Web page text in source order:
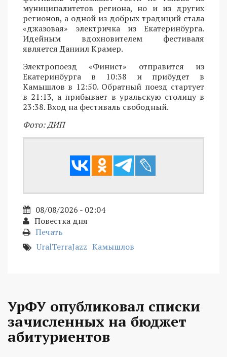
муниципалитетов региона, но и из других
регионов, а одной из добрых традиций стала
«джазовая» электричка из Екатеринбурга.
Идейным вдохновителем фестиваля
является Даниил Крамер.
Электропоезд «Финист» отправится из
Екатеринбурга в 10:38 и прибудет в
Камышлов в 12:50. Обратный поезд стартует
в 21:13, а прибывает в уральскую столицу в
23:38. Вход на фестиваль свободный.
Фото: ДИП
08/08/2026 - 02:04
Повестка дня
Печать
UralTerraJazz Камышлов
УрФУ опубликовал списки
зачисленных на бюджет
абитуриентов